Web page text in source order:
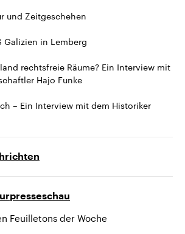
und Zeitgeschehen
Galizien in Lemberg
rechtsfreie Räume? Ein Interview mit
Hajo Funke
– Ein Interview mit dem Historiker
Feuilletons der Woche